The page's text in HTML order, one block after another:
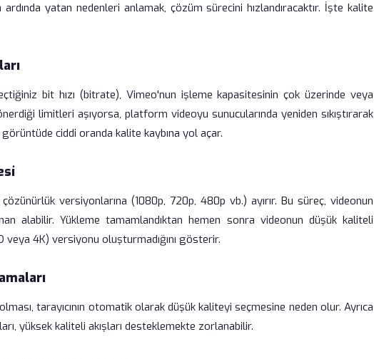
yatan nedenleri anlamak, çözüm sürecini hızlandıracaktır. İşte kalite
bit hızı (bitrate), Vimeo'nun işleme kapasitesinin çok üzerinde veya
limitleri aşıyorsa, platform videoyu sunucularında yeniden sıkıştırarak
ciddi oranda kalite kaybına yol açar.
versiyonlarına (1080p, 720p, 480p vb.) ayırır. Bu süreç, videonun
alabilir. Yükleme tamamlandıktan hemen sonra videonun düşük kaliteli
4K) versiyonu oluşturmadığını gösterir.
tarayıcının otomatik olarak düşük kaliteyi seçmesine neden olur. Ayrıca
yüksek kaliteli akışları desteklemekte zorlanabilir.